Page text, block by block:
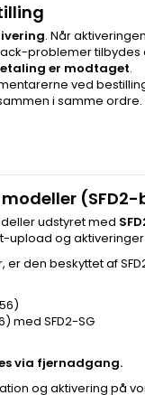
. Når
problemer tilbydes
er modtaget.
ved
i samme ordre.
udstyret med
upload og
den beskyttet af
med SFD2-SG
via fjernadgang.
og aktivering på